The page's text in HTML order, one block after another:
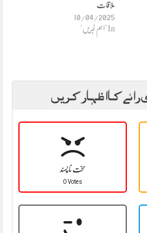
ملاقات
10/04/2025
In "اہم خبریں"
کا اظہار کریں
سخت نا پسند
0 Votes